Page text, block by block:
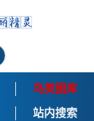
鸟类图库
站内搜索